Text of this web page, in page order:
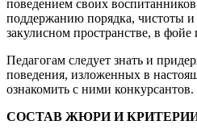
поведением своих
поддержанию порядка, чистоты
закулисном пространстве, в
Педагогам следует знать и
поведения, изложенных в
ознакомить с ними конкурсантов.
СОСТАВ ЖЮРИ И